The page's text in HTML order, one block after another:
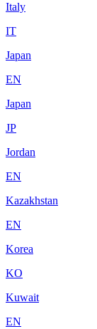
Italy
IT
Japan
EN
Japan
JP
Jordan
EN
Kazakhstan
EN
Korea
KO
Kuwait
EN